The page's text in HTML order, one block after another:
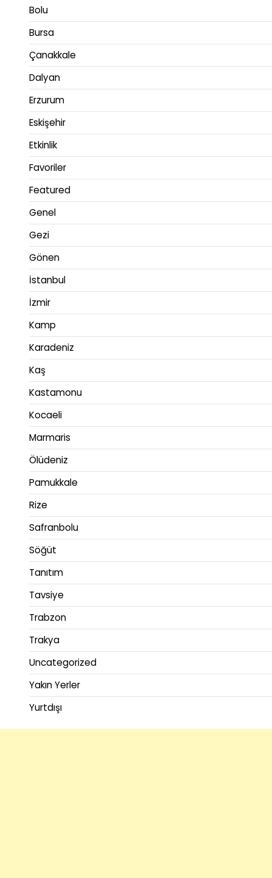
Bolu
Bursa
Çanakkale
Dalyan
Erzurum
Eskişehir
Etkinlik
Favoriler
Featured
Genel
Gezi
Gönen
İstanbul
İzmir
Kamp
Karadeniz
Kaş
Kastamonu
Kocaeli
Marmaris
Ölüdeniz
Pamukkale
Rize
Safranbolu
Söğüt
Tanıtım
Tavsiye
Trabzon
Trakya
Uncategorized
Yakın Yerler
Yurtdışı